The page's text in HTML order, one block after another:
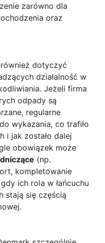
zarówno dla
oraz
dotyczyć
działalność w
Jeżeli firma
odpady są
regularne
wykazania, co trafiło
i jak zostało dalej
obowiązek może
(np.
kompletowanie
ich rola w łańcuchu
stają się częścią